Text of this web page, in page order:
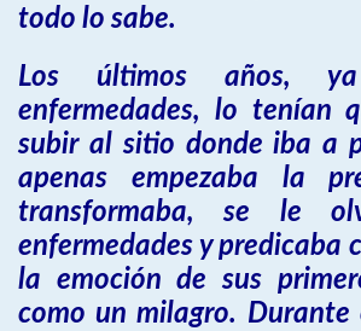
todo lo sabe.
Los últimos años,
enfermedades, lo tenían
subir al sitio donde iba a
apenas empezaba la
transformaba, se le
enfermedades y predicaba
la emoción de sus
como un milagro. Durante